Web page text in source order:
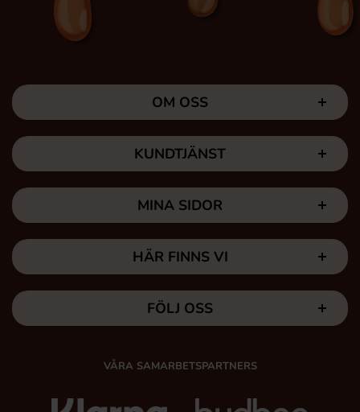
OM OSS
KUNDTJÄNST
MINA SIDOR
HÄR FINNS VI
FÖLJ OSS
VÅRA SAMARBETSPARTNERS